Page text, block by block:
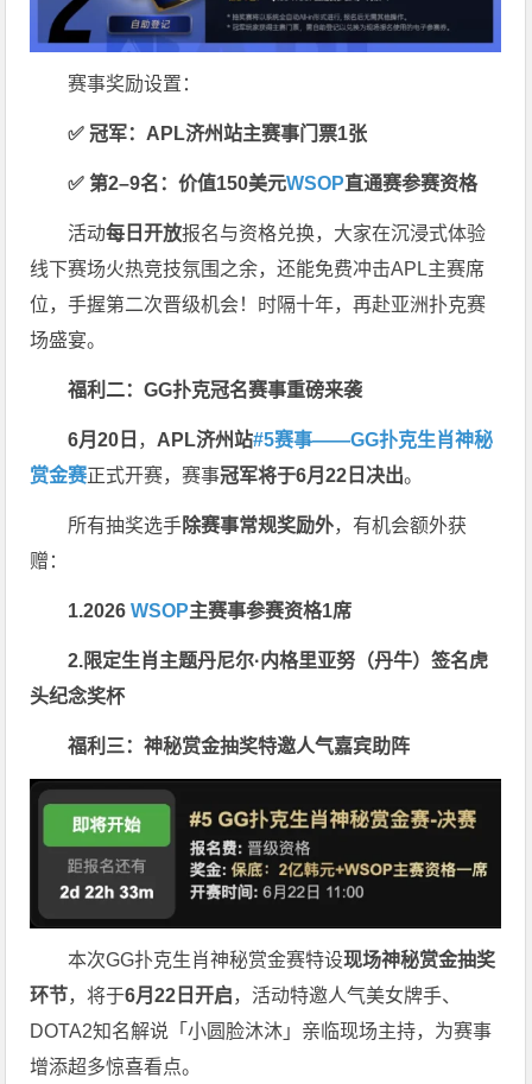
赛事奖励设置：
✅ 冠军：APL济州站主赛事门票1张
✅ 第2–9名：价值150美元WSOP直通赛参赛资格
活动每日开放报名与资格兑换，大家在沉浸式体验
线下赛场火热竞技氛围之余，还能免费冲击APL主赛席
位，手握第二次晋级机会！时隔十年，再赴亚洲扑克赛
场盛宴。
福利二：GG扑克冠名赛事重磅来袭
6月20日 ， APL济州站#5赛事——GG扑克生肖神秘
赏金赛正式开赛，赛事冠军将于6月22日决出。
所有抽奖选手除赛事常规奖励外，有机会额外获
赠：
1.2026WSOP主赛事参赛资格1席
2.限定生肖主题丹尼尔·内格里亚努（丹牛）签名虎
头纪念奖杯
福利三：神秘赏金抽奖特邀人气嘉宾助阵
本次GG扑克生肖神秘赏金赛特设现场神秘赏金抽奖
环节，将于6月22日开启，活动特邀人气美女牌手、
DOTA2知名解说「小圆脸沐沐」亲临现场主持，为赛事
增添超多惊喜看点。